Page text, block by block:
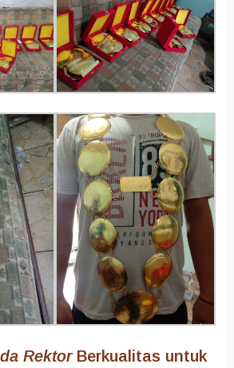
RektorBerkualitas untuk